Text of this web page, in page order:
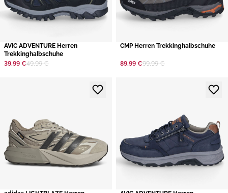
AVIC ADVENTURE Herren
Trekkinghalbschuhe
39,99 €49,99 €
CMP Herren Trekkinghalbschuhe
89,99 €99,99 €